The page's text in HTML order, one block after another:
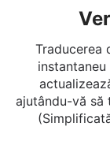
Traducerea